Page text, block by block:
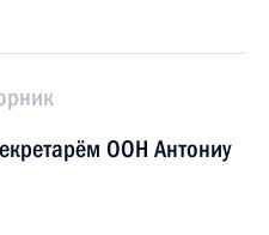
ООН Антониу